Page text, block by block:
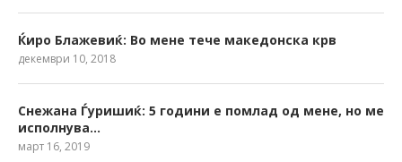
Ќиро Блажевиќ: Во мене тече македонска крв
декември 10, 2018
Снежана Ѓуришиќ: 5 години е помлад од мене, но ме
исполнува…
март 16, 2019